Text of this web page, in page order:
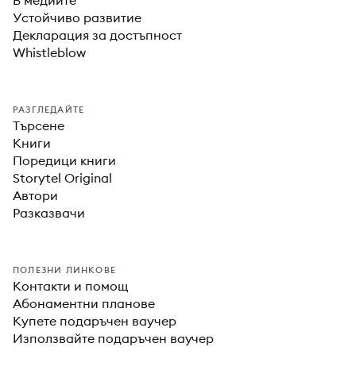
Устойчиво развитие
Декларация за достъпност
Whistleblow
РАЗГЛЕДАЙТЕ
Търсене
Книги
Поредици книги
Storytel Original
Автори
Разказвачи
ПОЛЕЗНИ ЛИНКОВЕ
Контакти и помощ
Абонаментни планове
Купете подаръчен ваучер
Използвайте подаръчен ваучер